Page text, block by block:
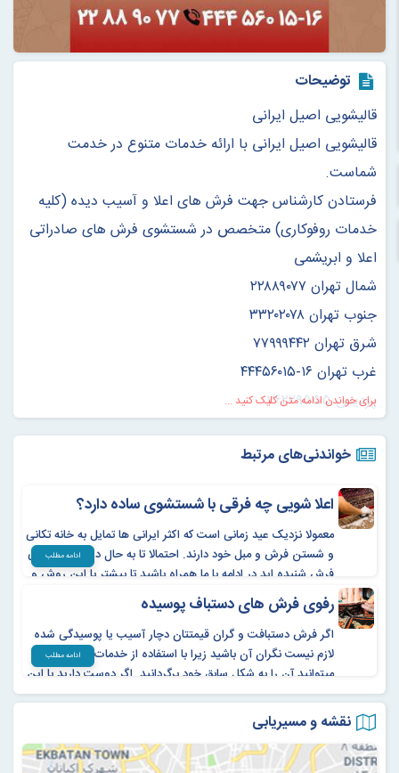
توضیحات
قالیشویی اصیل ایرانی
قالیشویی اصیل ایرانی با ارائه خدمات متنوع در خدمت
شماست.
فرستادن کارشناس جهت فرش های اعلا و آسیب دیده (کلیه
خدمات روفوکاری) متخصص در شستشوی فرش های صادراتی
اعلا و ابریشمی
شمال تهران ۲۲۸۸۹۰۷۷
جنوب تهران ۳۳۲۰۲۰۷۸
شرق تهران ۷۷۹۹۹۴۴۲
غرب تهران ۱۶-۴۴۴۵۶۰۱۵
پردیس ۷۶۲۲۹۵۵۵
لواسان ۲۶۵۵۱۸۱۱
شستشوی فرش ماشینی اصیل ایرانی
شستشوی انواع فرش و قالی ماشینی با بهترین دستگاه ها و
تضمین کیفیت
شستشوی مبلمان در محل
انجام خدمات مبل شویی توسط دستگاه مخصوص و با حضور
کادر مجرب در منزل
شستشوی انواع فرش های ابریشمی و اعلا و فرش دستباف
توسط افراد با تجربه
برای خواندن ادامه متن کلیک کنید ...
خواندنی‌های مرتبط
اعلا شویی چه فرقی با شستشوی ساده دارد؟
معمولا نزدیک عید زمانی است که اکثر ایرانی ها تمایل به خانه تکانی
و شستن فرش و مبل خود دارند. احتمالا تا به حال درباره اعلاشویی
فرش شنیده اید در ادامه با ما همراه باشید تا بیشتر با این روش و
مزایای آن آشنا شوید.
ادامه مطلب
رفوی فرش های دستباف پوسیده
اگر فرش دستبافت و گران قیمتتان دچار آسیب یا پوسیدگی شده
لازم نیست نگران آن باشید زیرا با استفاده از خدمات رفوی فرش
میتوانید آن را به شکل سابق خود برگردانید. اگر دوست دارید با این
روش و مزایای آن شوید تا انتهای این مقاله با ما همراه باشید.
ادامه مطلب
نقشه و مسیریابی